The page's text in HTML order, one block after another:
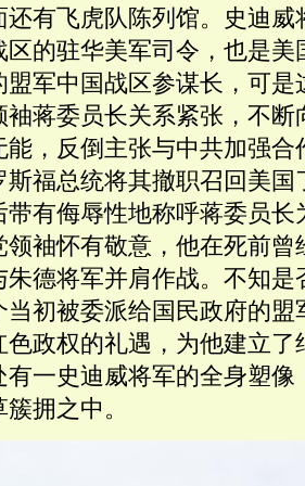
还有飞虎队陈列馆。史迪威
区的驻华美军司令，也是美
盟军中国战区参谋长，可是
袖蒋委员长关系紧张，不
能，反倒主张与中共加强合
斯福总统将其撤职召回美国
带有侮辱性地称呼蒋委员长
领袖怀有敬意，他在死前曾
朱德将军并肩作战。不知是
当初被委派给国民政府的盟
色政权的礼遇，为他建立了
有一史迪威将军的全身塑像
拥之中。